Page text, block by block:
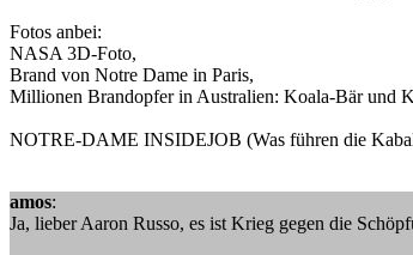
Fotos anbei:
NASA 3D-Foto,
Brand von Notre Dame in Paris,
Millionen Brandopfer in Australien: Koala-Bär und
NOTRE-DAME INSIDEJOB (Was führen die
amos:
Ja, lieber Aaron Russo, es ist Krieg gegen die